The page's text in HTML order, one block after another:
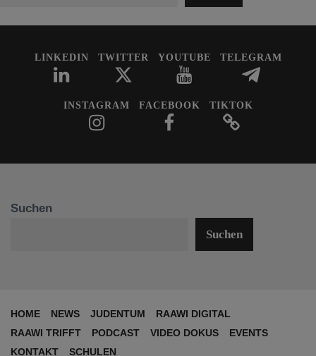
LINKEDIN TWITTER YOUTUBE TELEGRAM
INSTAGRAM FACEBOOK TIKTOK
Suchen
Suchen
HOME NEWS JUDENTUM
RAAWI DIGITAL
RAAWI TRIFFT
PODCAST VIDEO DOKUS
EVENTS
KONTAKT
SCHULEN